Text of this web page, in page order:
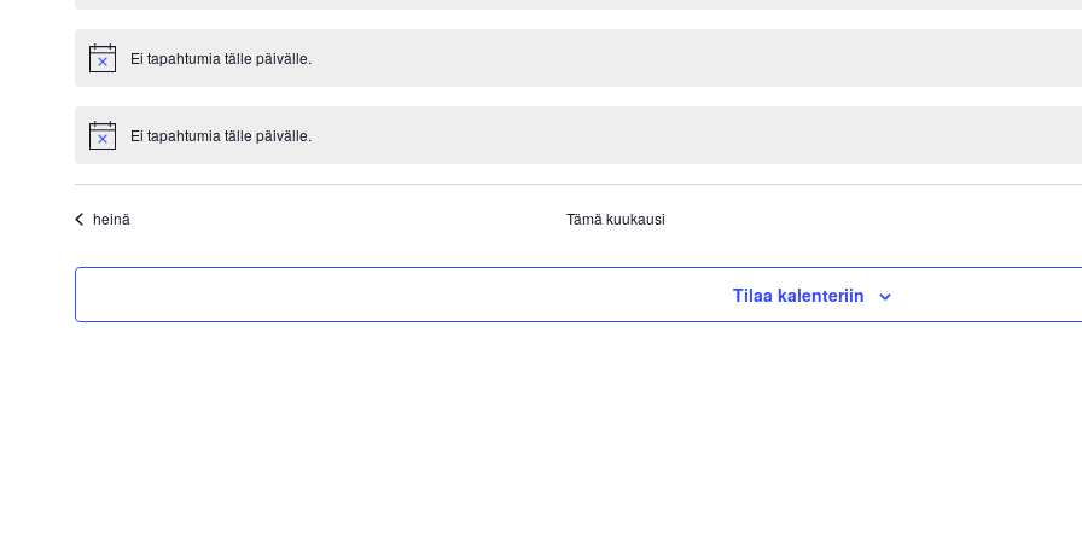
Notice Ei tapahtumia tälle päivälle.
Notice Ei tapahtumia tälle päivälle.
heinä Tämä kuukausi
Tilaa kalenteriin